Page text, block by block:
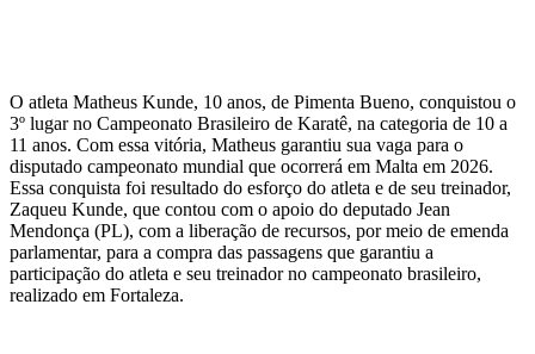
O atleta Matheus Kunde, 10 anos, de Pimenta Bueno, conquistou o
3º lugar no Campeonato Brasileiro de Karatê, na categoria de 10 a
11 anos. Com essa vitória, Matheus garantiu sua vaga para o
disputado campeonato mundial que ocorrerá em Malta em 2026.
Essa conquista foi resultado do esforço do atleta e de seu treinador,
Zaqueu Kunde, que contou com o apoio do deputado Jean
Mendonça (PL), com a liberação de recursos, por meio de emenda
parlamentar, para a compra das passagens que garantiu a
participação do atleta e seu treinador no campeonato brasileiro,
realizado em Fortaleza.